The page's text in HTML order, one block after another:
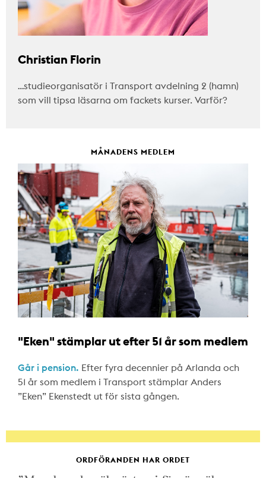
Christian Florin
…studieorganisatör i Transport avdelning 2 (hamn)
som vill tipsa läsarna om fackets kurser. Varför?
MÅNADENS MEDLEM
"Eken" stämplar ut efter 51 år som medlem
Går i pension. Efter fyra decennier på Arlanda och
51 år som medlem i Transport stämplar Anders
”Eken” Ekenstedt ut för sista gången.
ORDFÖRANDEN HAR ORDET